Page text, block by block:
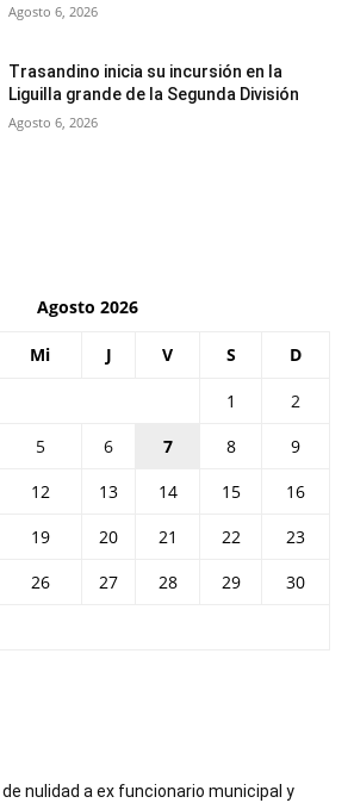
Agosto 6, 2026
Trasandino inicia su incursión en la
Liguilla grande de la Segunda División
Agosto 6, 2026
Agosto 2026
Mi J V S D
1
2
5 6 7 8
9
12 13 14 15
16
19 20 21 22
23
26 27 28 29
30
nulidad a ex funcionario municipal y